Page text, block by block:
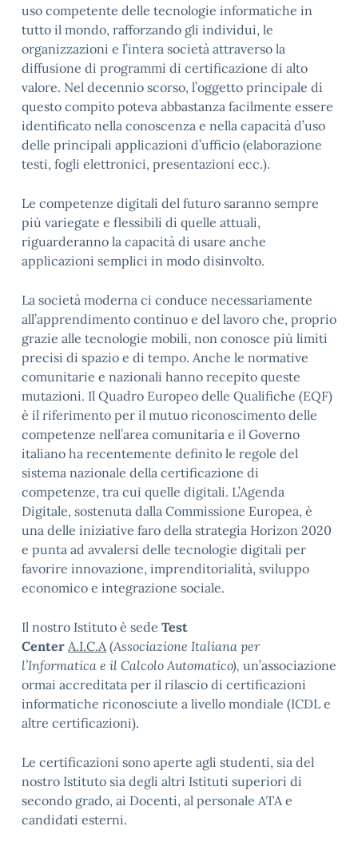
uso competente delle tecnologie informatiche in
tutto il mondo, rafforzando gli individui, le
organizzazioni e l’intera società attraverso la
diffusione di programmi di certificazione di alto
valore. Nel decennio scorso, l’oggetto principale di
questo compito poteva abbastanza facilmente essere
identificato nella conoscenza e nella capacità d’uso
delle principali applicazioni d’ufficio (elaborazione
testi, fogli elettronici, presentazioni ecc.).
Le competenze digitali del futuro saranno sempre
più variegate e flessibili di quelle attuali,
riguarderanno la capacità di usare anche
applicazioni semplici in modo disinvolto.
La società moderna ci conduce necessariamente
all’apprendimento continuo e del lavoro che, proprio
grazie alle tecnologie mobili, non conosce più limiti
precisi di spazio e di tempo. Anche le normative
comunitarie e nazionali hanno recepito queste
mutazioni. Il Quadro Europeo delle Qualifiche (EQF)
è il riferimento per il mutuo riconoscimento delle
competenze nell’area comunitaria e il Governo
italiano ha recentemente definito le regole del
sistema nazionale della certificazione di
competenze, tra cui quelle digitali. L’Agenda
Digitale, sostenuta dalla Commissione Europea, è
una delle iniziative faro della strategia Horizon 2020
e punta ad avvalersi delle tecnologie digitali per
favorire innovazione, imprenditorialità, sviluppo
economico e integrazione sociale.
Il nostro Istituto è sede Test
Center A.I.C.A(Associazione Italiana per
l’Informatica e il Calcolo Automatico), un’associazione
ormai accreditata per il rilascio di certificazioni
informatiche riconosciute a livello mondiale (ICDL e
altre certificazioni).
Le certificazioni sono aperte agli studenti, sia del
nostro Istituto sia degli altri Istituti superiori di
secondo grado, ai Docenti, al personale ATA e
candidati esterni.